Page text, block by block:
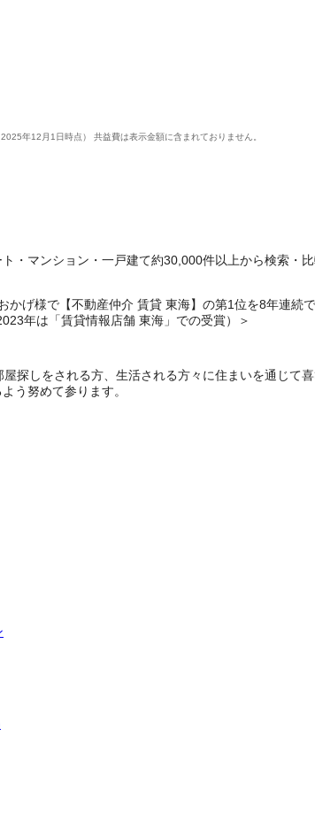
年12月1日時点） 共益費は表示金額に含まれておりません。
・マンション・一戸建て約30,000件以上から検索・比
かげ様で【不動産仲介 賃貸 東海】の第1位を8年連
年は「賃貸情報店舗 東海」での受賞）＞
探しをされる方、生活される方々に住まいを通じて
う努めて参ります。